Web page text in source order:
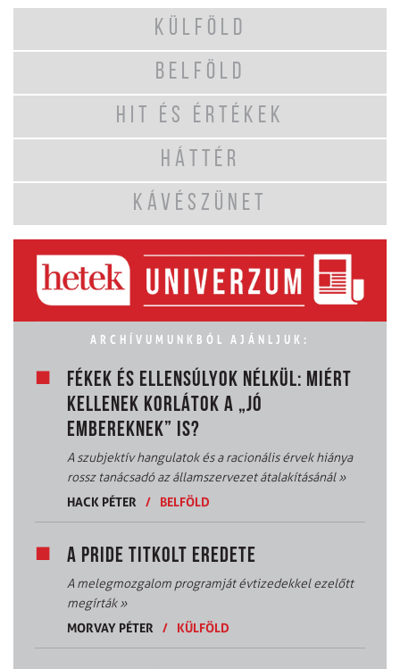
KÜLFÖLD
BELFÖLD
HIT ÉS ÉRTÉKEK
HÁTTÉR
KÁVÉSZÜNET
ARCHÍVUMUNKBÓL AJÁNLJUK:
FÉKEK ÉS ELLENSÚLYOK NÉLKÜL: MIÉRT
KELLENEK KORLÁTOK A „JÓ
EMBEREKNEK” IS?
A szubjektív hangulatok és a racionális érvek hiánya
rossz tanácsadó az államszervezet átalakításánál»
HACK PÉTER
/ BELFÖLD
A PRIDE TITKOLT EREDETE
A melegmozgalom programját évtizedekkel ezelőtt
megírták»
MORVAY PÉTER
/ KÜLFÖLD